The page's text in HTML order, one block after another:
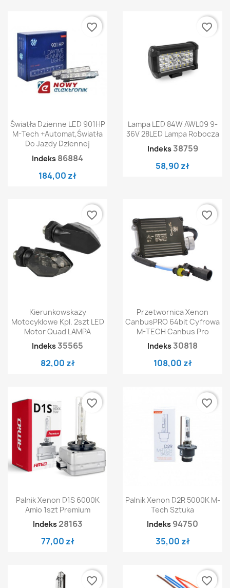
Światła Dzienne LED 901HP
M-Tech +automat,światła
Do Jazdy Dziennej
Indeks 86884
184,00 zł
favorite_border
Lampa LED 84W AWL09 9-
36V 28LED Lampa Robocza
Indeks 38759
58,90 zł
favorite_border
Kierunkowskazy
Motocyklowe Kpl. 2szt LED
Motor Quad LAMPA
Indeks 35565
82,00 zł
favorite_border
Przetwornica Xenon
CanbusPRO 64bit Cyfrowa
M-TECH Canbus Pro
Indeks 30818
108,00 zł
favorite_border
Palnik Xenon D1S 6000K
Amio 1szt Premium
Indeks 28163
77,00 zł
favorite_border
Palnik Xenon D2R 5000K M-
Tech Sztuka
Indeks 94750
35,00 zł
favorite_border
favorite_border favorite_border